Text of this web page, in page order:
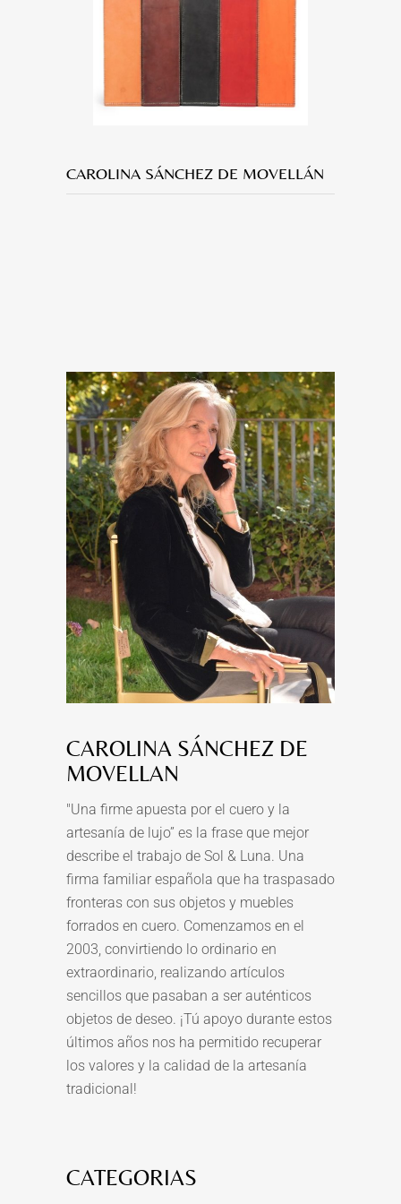
CAROLINA SÁNCHEZ DE MOVELLÁN
CAROLINA SÁNCHEZ DE
MOVELLAN
"Una firme apuesta por el cuero y la
artesanía de lujo” es la frase que mejor
describe el trabajo de Sol & Luna. Una
firma familiar española que ha traspasado
fronteras con sus objetos y muebles
forrados en cuero. Comenzamos en el
2003, convirtiendo lo ordinario en
extraordinario, realizando artículos
sencillos que pasaban a ser auténticos
objetos de deseo. ¡Tú apoyo durante estos
últimos años nos ha permitido recuperar
los valores y la calidad de la artesanía
tradicional!
CATEGORIAS